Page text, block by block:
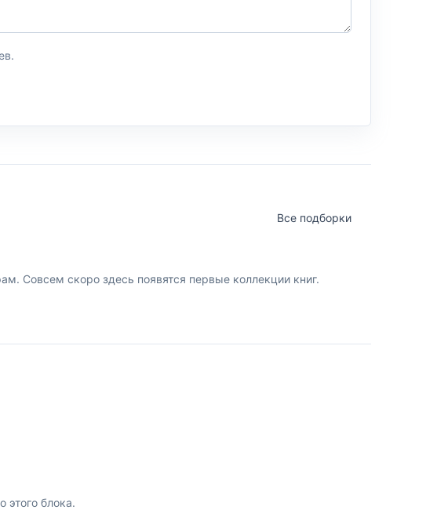
Все подборки
Совсем скоро здесь появятся первые коллекции книг.
этого блока.